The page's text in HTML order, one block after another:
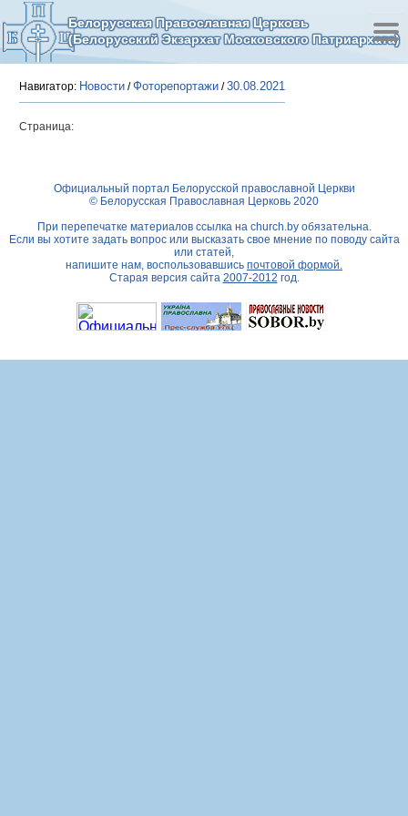
Белорусская Православная Церковь
(Белорусский Экзархат Московского Патриархата)
Навигатор: Новости /Фоторепортажи /30.08.2021
Страница:
Официальный портал Белорусской православной Церкви
© Белорусская Православная Церковь 2020
При перепечатке материалов ссылка на church.byобязательна.
Если вы хотите задать вопрос или высказать свое мнение по поводу сайта
или статей,
напишите нам, воспользовавшись почтовой формой.
Старая версия сайта 2007-2012 год.